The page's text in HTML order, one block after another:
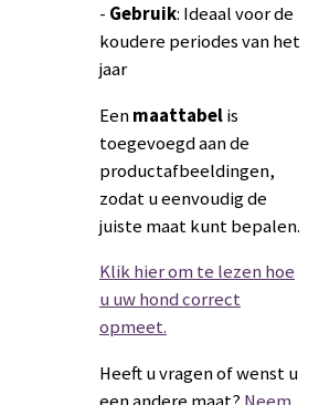
- Gebruik: Ideaal voor de
koudere periodes van het
jaar
Eenmaattabelis
toegevoegd aan de
productafbeeldingen,
zodat u eenvoudig de
juiste maat kunt bepalen.
Klik hier om te lezen hoe
u uw hond correct
opmeet.
Heeft u vragen of wenst u